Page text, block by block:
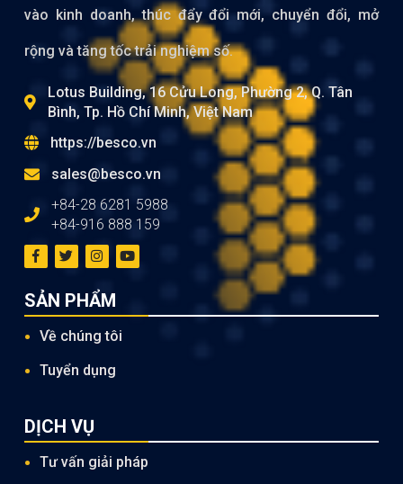
vào kinh doanh, thúc đẩy đổi mới, chuyển đổi, mở
rộng và tăng tốc trải nghiệm số.
Lotus Building, 16 Cửu Long, Phường 2, Q. Tân
Bình, Tp. Hồ Chí Minh, Việt Nam
https://besco.vn
sales@besco.vn
+84-28 6281 5988
+84-916 888 159
SẢN PHẨM
Về chúng tôi
Tuyển dụng
DỊCH VỤ
Tư vấn giải pháp